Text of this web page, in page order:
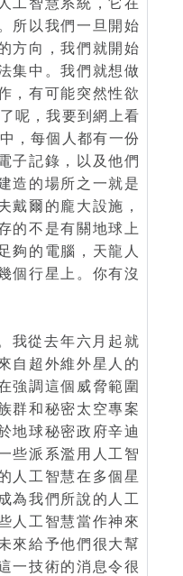
工智慧系統，它在
所以我們一旦開始
方向，我們就開始
集中。我們就想做
，有可能突然性欲
呢，我要到網上看
，每個人都有一份
子記錄，以及他們
造的場所之一就是
戴爾的龐大設施，
的不是有關地球上
夠的電腦，天龍人
個行星上。你有沒
我從去年六月起就
自超外維外星人的
強調這個威脅範圍
群和秘密太空專案
地球秘密政府辛迪
些派系濫用人工智
人工智慧在多個星
為我們所說的人工
人工智慧當作神來
來給予他們很大幫
一技術的消息令很